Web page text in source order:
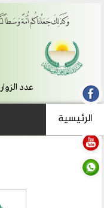
وَكَذَلِكَ جَعَلْنَاكُمْ أُمَّةً وَسَطاً
عدد الزوار
الرئيسية